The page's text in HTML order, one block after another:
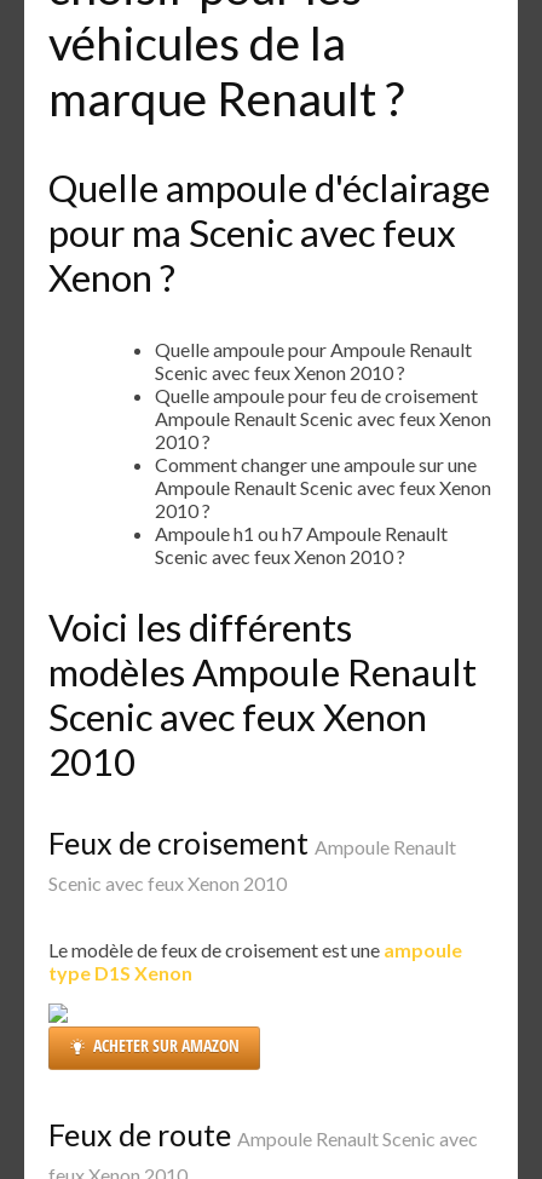
véhicules de la
marque Renault ?
Quelle ampoule d'éclairage
pour ma Scenic avec feux
Xenon ?
Quelle ampoule pour Ampoule Renault
Scenic avec feux Xenon 2010 ?
Quelle ampoule pour feu de croisement
Ampoule Renault Scenic avec feux Xenon
2010 ?
Comment changer une ampoule sur une
Ampoule Renault Scenic avec feux Xenon
2010 ?
Ampoule h1 ou h7 Ampoule Renault
Scenic avec feux Xenon 2010 ?
Voici les différents
modèles Ampoule Renault
Scenic avec feux Xenon
2010
Feux de croisement Ampoule Renault
Scenic avec feux Xenon 2010
Le modèle de feux de croisement est une ampoule
type D1S Xenon
ACHETER SUR AMAZON
Feux de route Ampoule Renault Scenic avec